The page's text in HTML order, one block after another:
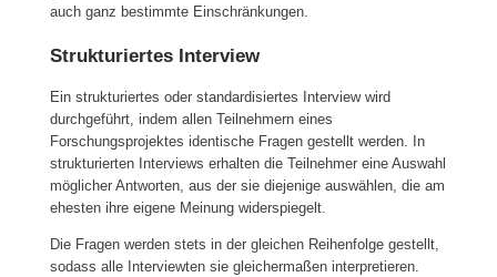
auch ganz bestimmte Einschränkungen.
Strukturiertes Interview
Ein strukturiertes oder standardisiertes Interview wird
durchgeführt, indem allen Teilnehmern eines
Forschungsprojektes identische Fragen gestellt werden. In
strukturierten Interviews erhalten die Teilnehmer eine Auswahl
möglicher Antworten, aus der sie diejenige auswählen, die am
ehesten ihre eigene Meinung widerspiegelt.
Die Fragen werden stets in der gleichen Reihenfolge gestellt,
sodass alle Interviewten sie gleichermaßen interpretieren.